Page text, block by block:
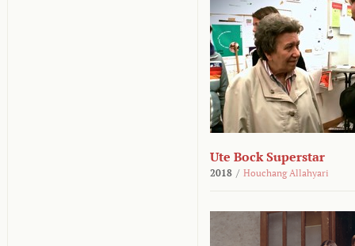
Ute Bock Superstar
2018 / Houchang Allahyari